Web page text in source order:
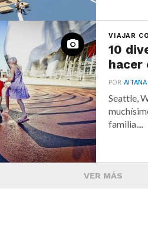
VIAJAR
10
hacer
PORAITANA
Seattle,
familia....
VER MÁS